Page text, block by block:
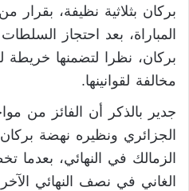
بركان بثلاثية نظيفة،
المباراة، بعد احتجاز
بركان، نظرا لتضمنها خريطة
مخالفة لقوانينها.
جدير بالذكر أن الفائز من
الجزائري ونظيره نهضة
الزمالك في النهائي، بعدما